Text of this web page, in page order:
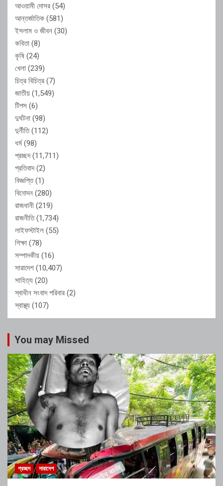
আওয়ামী দোসর (54)
আন্তর্জাতিক (581)
ইসলাম ও জীবন (30)
কবিতা (8)
কৃষি (24)
খেলা (239)
চিত্র বিচিত্র (7)
জাতীয় (1,549)
টিপস (6)
দুর্ঘটনা (98)
দুর্নীতি(112)
ধর্ম(98)
প্রচ্ছদ(11,711)
প্রতিবাদ(2)
বিজ্ঞপ্তি(1)
বিনোদন (280)
রাজধানী (219)
রাজনীতি(1,734)
লাইফস্টাইল (55)
শিক্ষা (78)
সম্পাদকীয় (16)
সারাদেশ (10,407)
সাহিত্য (20)
স্বাধীন সংবাদ পরিবার (2)
স্বাস্থ্য (107)
You may Missed
প্রচ্ছদ সারাদেশ